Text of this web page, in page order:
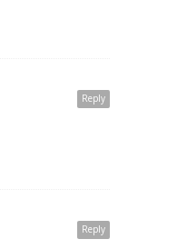
Reply
Reply